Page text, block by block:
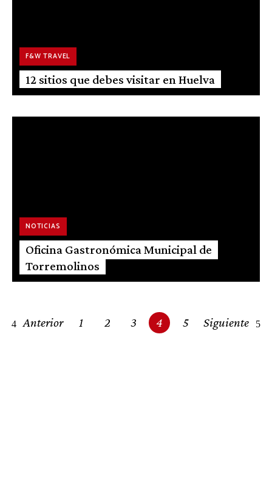
F&W TRAVEL
12 sitios que debes visitar en Huelva
NOTICIAS
Oficina Gastronómica Municipal de
Torremolinos
Posts
Anterior 1 2 3 4 5 Siguiente